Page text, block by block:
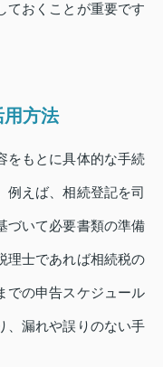
ておくことが重要です
用方法
をもとに具体的な手続
例えば、相続登記を司
づいて必要書類の準備
理士であれば相続税の
での申告スケジュール
、漏れや誤りのない手